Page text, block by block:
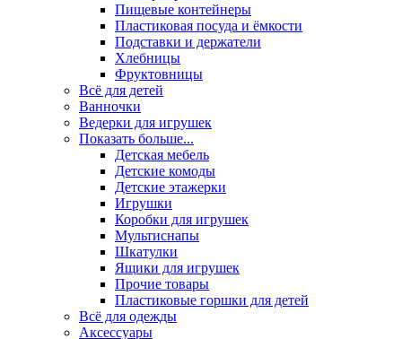
Пищевые контейнеры
Пластиковая посуда и ёмкости
Подставки и держатели
Хлебницы
Фруктовницы
Всё для детей
Ванночки
Ведерки для игрушек
Показать больше...
Детская мебель
Детские комоды
Детские этажерки
Игрушки
Коробки для игрушек
Мультиснапы
Шкатулки
Ящики для игрушек
Прочие товары
Пластиковые горшки для детей
Всё для одежды
Аксессуары